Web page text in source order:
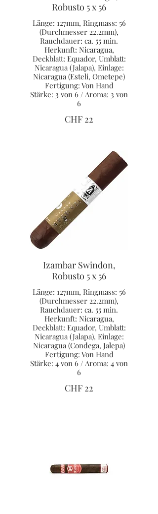
Robusto 5 x 56
Länge: 127mm, Ringmass: 56
(Durchmesser 22.2mm),
Rauchdauer: ca. 55 min.
Herkunft: Nicaragua,
Deckblatt: Equador, Umblatt:
Nicaragua (Jalapa), Einlage:
Nicaragua (Esteli, Ometepe)
Fertigung: Von Hand
Stärke: 3 von 6 / Aroma: 3 von
6
CHF 22
Izambar Swindon,
Robusto 5 x 56
Länge: 127mm, Ringmass: 56
(Durchmesser 22.2mm),
Rauchdauer: ca. 55 min.
Herkunft: Nicaragua,
Deckblatt: Equador, Umblatt:
Nicaragua (Jalapa), Einlage:
Nicaragua (Condega, Jalepa)
Fertigung: Von Hand
Stärke: 4 von 6 / Aroma: 4 von
6
CHF 22